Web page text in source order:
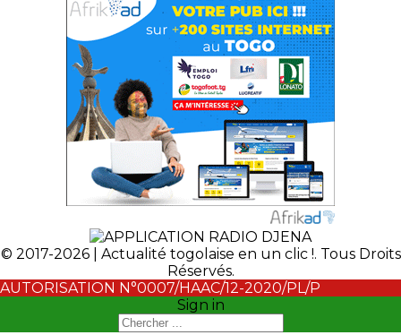
© 2017-2026 | Actualité togolaise en un clic !. Tous Droits
Réservés.
AUTORISATION N°0007/HAAC/12-2020/PL/P
Sign in